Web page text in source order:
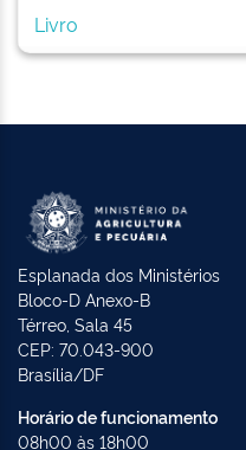
Livro
Esplanada dos Ministérios
Bloco-D Anexo-B
Térreo, Sala 45
CEP: 70.043-900
Brasília/DF
Horário de funcionamento
08h00 às 18h00